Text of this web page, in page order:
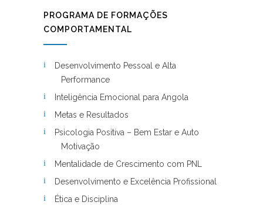
PROGRAMA DE FORMAÇÕES
COMPORTAMENTAL
Desenvolvimento Pessoal e Alta
Performance
Inteligência Emocional para Angola
Metas e Resultados
Psicologia Positiva – Bem Estar e Auto
Motivação
Mentalidade de Crescimento com PNL
Desenvolvimento e Excelência Profissional
Ética e Disciplina